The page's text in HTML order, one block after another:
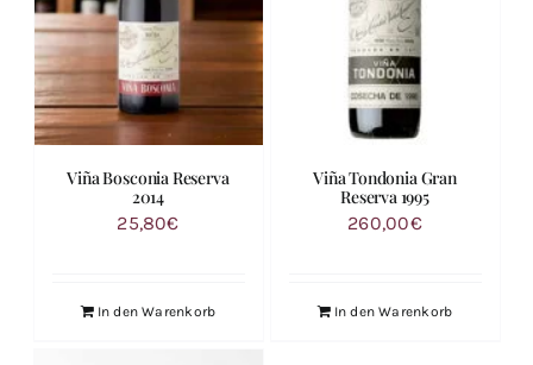
Viña Bosconia Reserva
2014
25,80€
In den Warenkorb
Viña Tondonia Gran
Reserva 1995
260,00€
In den Warenkorb